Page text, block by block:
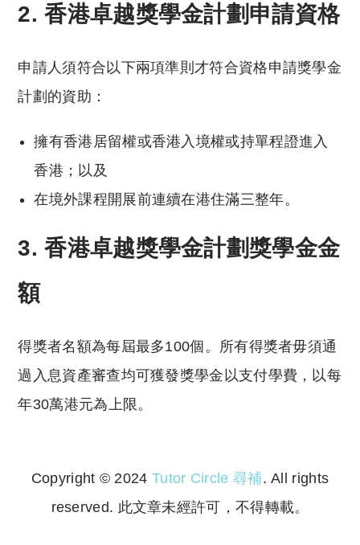
2. 香港卓越獎學金計劃申請資格
申請人須符合以下兩項準則才符合資格申請獎學金
計劃的資助：
擁有香港居留權或香港入境權或持單程證進入
香港；以及
在境外課程開展前連續在港住滿三整年。
3. 香港卓越獎學金計劃獎學金金
額
得獎者名額為每屆最多100個。所有得獎者毋須通
過入息資產審查均可獲發獎學金以支付學費，以每
年30萬港元為上限。
Copyright © 2024 Tutor Circle 尋補. All rights
reserved. 此文章未經許可，不得轉載。